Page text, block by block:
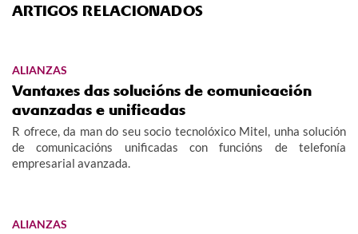
ARTIGOS RELACIONADOS
ALIANZAS
Vantaxes das solucións de comunicación
avanzadas e unificadas
R ofrece, da man do seu socio tecnolóxico Mitel, unha solución
de comunicacións unificadas con funcións de telefonía
empresarial avanzada.
ALIANZAS